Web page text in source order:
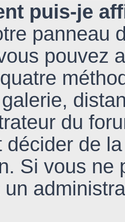
puis-je
panneau
pouvez
du
décider de
Si vous ne